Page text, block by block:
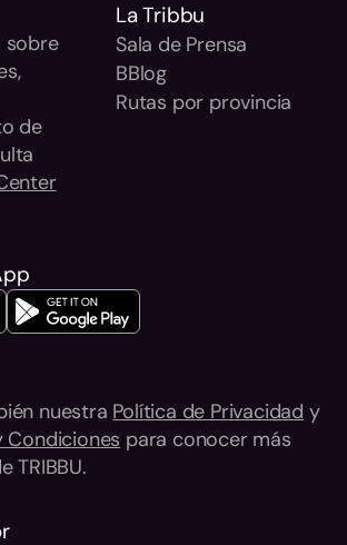
La Tribbu
Sala de Prensa
BBlog
Rutas por provincia
sobre
de
nuestra Política de Privacidad y
Condiciones para conocer más
TRIBBU.